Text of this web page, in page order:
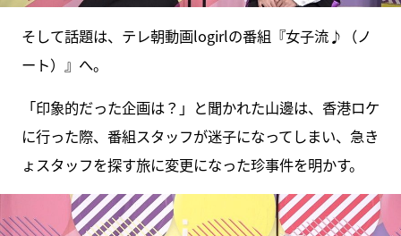
そして話題は、テレ朝動画logirlの番組『女子流♪（ノ
ート）』へ。
「印象的だった企画は？」と聞かれた山邊は、香港ロケ
に行った際、番組スタッフが迷子になってしまい、急き
ょスタッフを探す旅に変更になった珍事件を明かす。